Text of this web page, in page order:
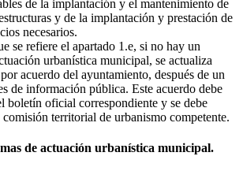
de la implantación y el mantenimiento de
y de la implantación y prestación de
necesarios.
se refiere el apartado 1.e, si no hay un
urbanística municipal, se actualiza
acuerdo del ayuntamiento, después de un
de información pública. Este acuerdo debe
boletín oficial correspondiente y se debe
territorial de urbanismo competente.
de actuación urbanística municipal.